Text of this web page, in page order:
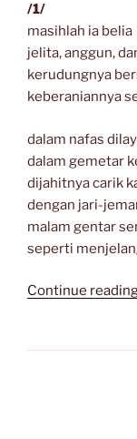
/1/
masihlah ia belia
jelita, anggun,
kerudungnya
keberaniannya
dalam nafas
dalam gemetar
dijahitnya carik
dengan jari-
malam gentar
seperti
Continue